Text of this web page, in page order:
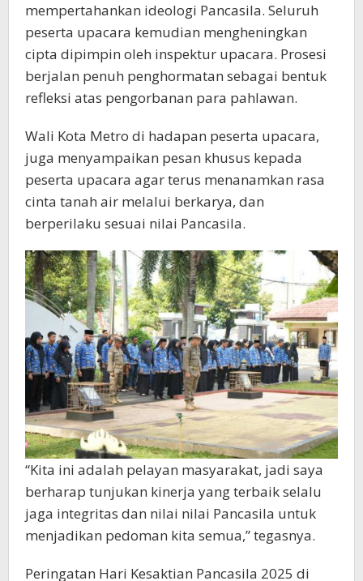
mempertahankan ideologi Pancasila. Seluruh
peserta upacara kemudian mengheningkan
cipta dipimpin oleh inspektur upacara. Prosesi
berjalan penuh penghormatan sebagai bentuk
refleksi atas pengorbanan para pahlawan.
Wali Kota Metro di hadapan peserta upacara,
juga menyampaikan pesan khusus kepada
peserta upacara agar terus menanamkan rasa
cinta tanah air melalui berkarya, dan
berperilaku sesuai nilai Pancasila.
“Kita ini adalah pelayan masyarakat, jadi saya
berharap tunjukan kinerja yang terbaik selalu
jaga integritas dan nilai nilai Pancasila untuk
menjadikan pedoman kita semua,” tegasnya.
Peringatan Hari Kesaktian Pancasila 2025 di